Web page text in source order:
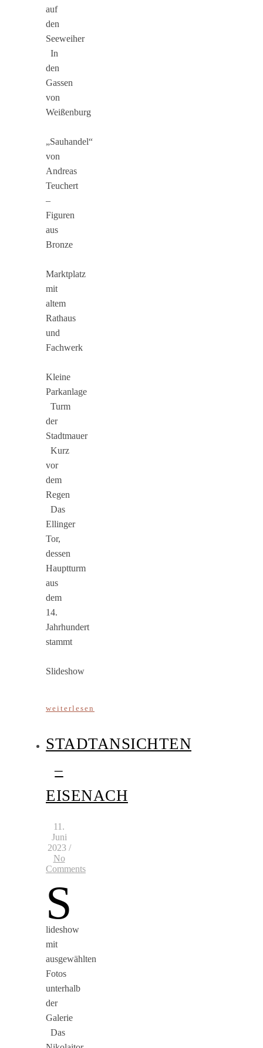
auf
den
Seeweiher
In
den
Gassen
von
Weißenburg
„Sauhandel“
von
Andreas
Teuchert
–
Figuren
aus
Bronze
Marktplatz
mit
altem
Rathaus
und
Fachwerk
Kleine
Parkanlage
Turm
der
Stadtmauer
Kurz
vor
dem
Regen
Das
Ellinger
Tor,
dessen
Hauptturm
aus
dem
14.
Jahrhundert
stammt
Slideshow
weiterlesen
STADTANSICHTEN
–
EISENACH
11.
Juni
2023 /
No
Comments
S
lideshow
mit
ausgewählten
Fotos
unterhalb
der
Galerie
Das